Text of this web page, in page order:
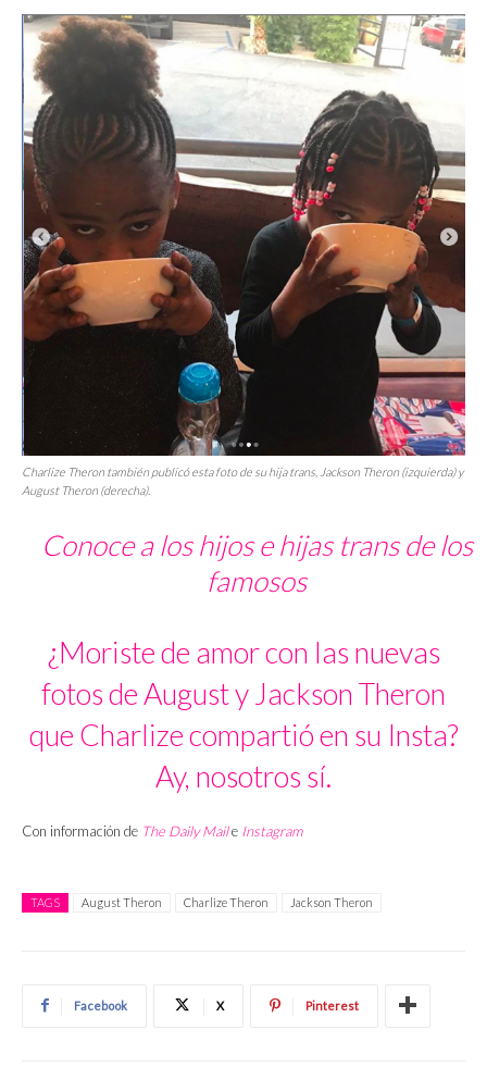
Charlize Theron también publicó esta foto de su hija trans, Jackson Theron (izquierda) y
August Theron (derecha).
Conoce a los hijos e hijas trans de los
famosos
¿Moriste de amor con las nuevas
fotos de August y Jackson Theron
que Charlize compartió en su Insta?
Ay, nosotros sí.
Con información de The Daily Maile Instagram
TAGS August Theron Charlize Theron Jackson Theron
Facebook X Pinterest